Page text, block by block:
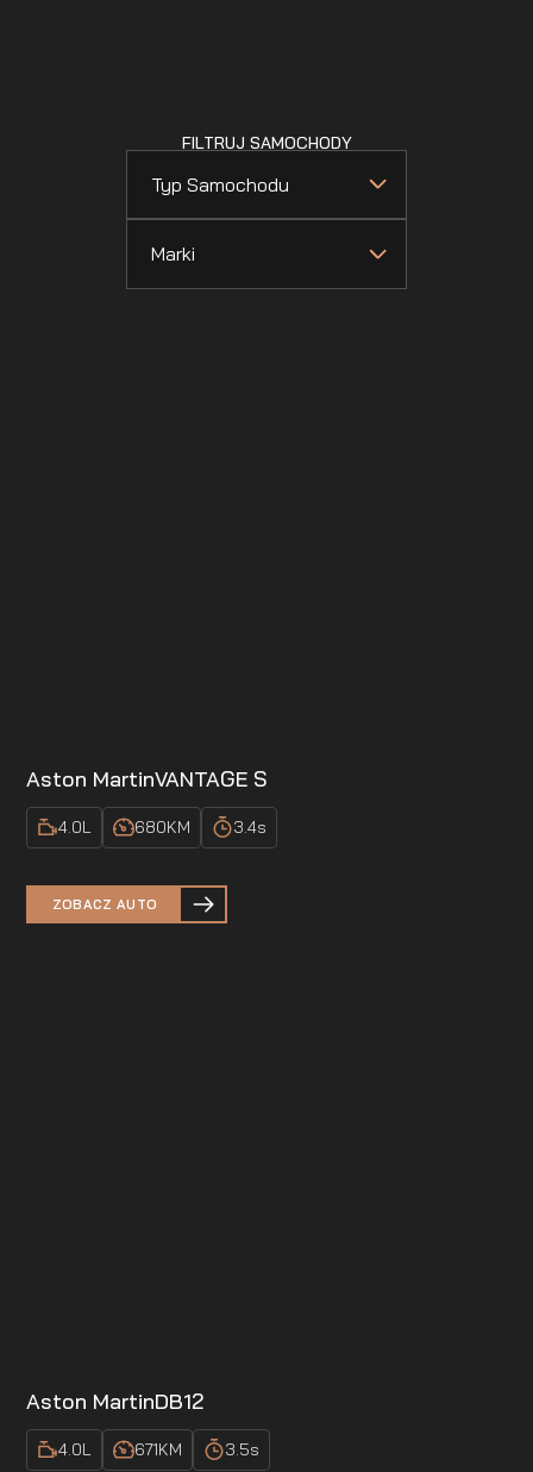
FILTRUJ SAMOCHODY
Typ Samochodu
Marki
Aston MartinVANTAGE S
4.0L 680KM 3.4s
ZOBACZ AUTO
Aston MartinDB12
4.0L 671KM 3.5s